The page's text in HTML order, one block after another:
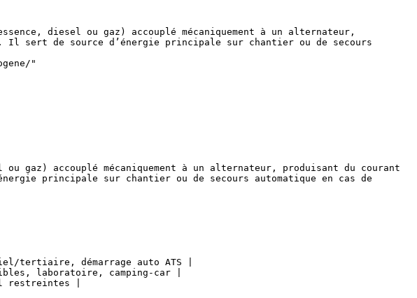
diesel ou gaz) accouplé mécaniquement à un alternateur,
Il sert de source d’énergie principale sur chantier ou de secours
"
ou gaz) accouplé mécaniquement à un alternateur, produisant du courant
principale sur chantier ou de secours automatique en cas de
tertiaire, démarrage auto ATS |
laboratoire, camping-car |
restreintes |